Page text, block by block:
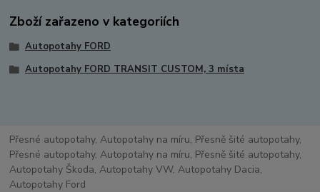
Zboží zařazeno v kategoriích
Autopotahy FORD
Autopotahy FORD TRANSIT CUSTOM, 3 místa
Přesné autopotahy, Autopotahy na míru, Přesně šité autopotahy,
Přesné autopotahy, Autopotahy na míru, Přesně šité autopotahy,
Autopotahy Škoda, Autopotahy VW, Autopotahy Dacia,
Autopotahy Ford